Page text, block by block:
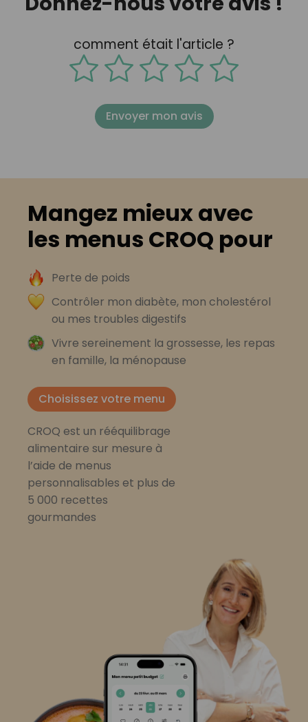
comment était l'article ?
Envoyer mon avis
Mangez mieux avec
les menus CROQ pour
Perte de poids
Contrôler mon diabète, mon cholestérol
ou mes troubles digestifs
Vivre sereinement la grossesse, les repas
en famille, la ménopause
Choisissez votre menu
CROQ est un rééquilibrage
alimentaire sur mesure à
l’aide de menus
personnalisables et plus de
5 000 recettes
gourmandes